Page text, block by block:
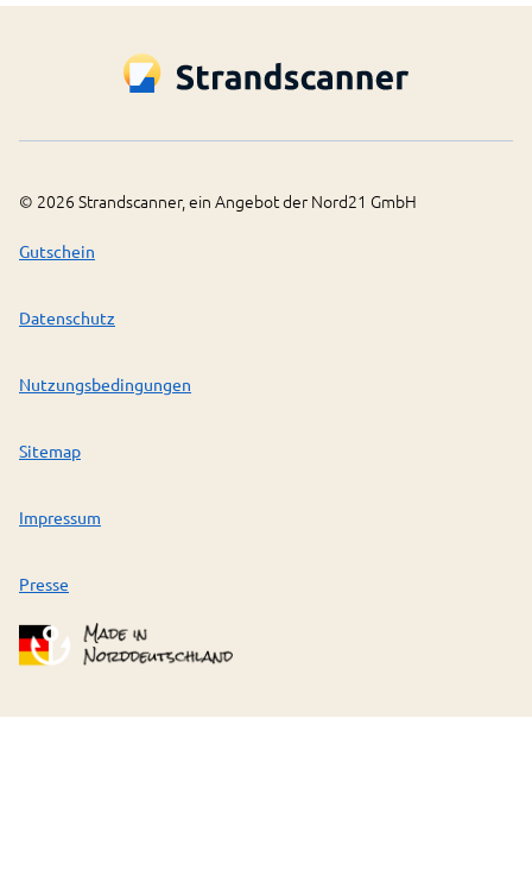
© 2026 Strandscanner, ein Angebot der Nord21 GmbH
Gutschein
Datenschutz
Nutzungsbedingungen
Sitemap
Impressum
Presse